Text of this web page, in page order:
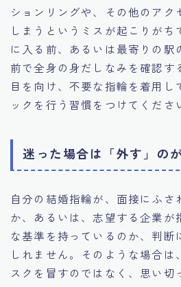
ションリングや、その他のアク
しまうというミスが起こりがち
に入る前、あるいは最寄りの駅
前で全身の身だしなみを確認す
目を向け、不要な指輪を着用し
ックを行う習慣をつけてくださ
迷った場合は「外す」の
自分の結婚指輪が、面接にふさ
か、あるいは、志望する企業が
な基準を持っているのか、判断
しれません。そのような場合は
スクを冒すのではなく、思い切